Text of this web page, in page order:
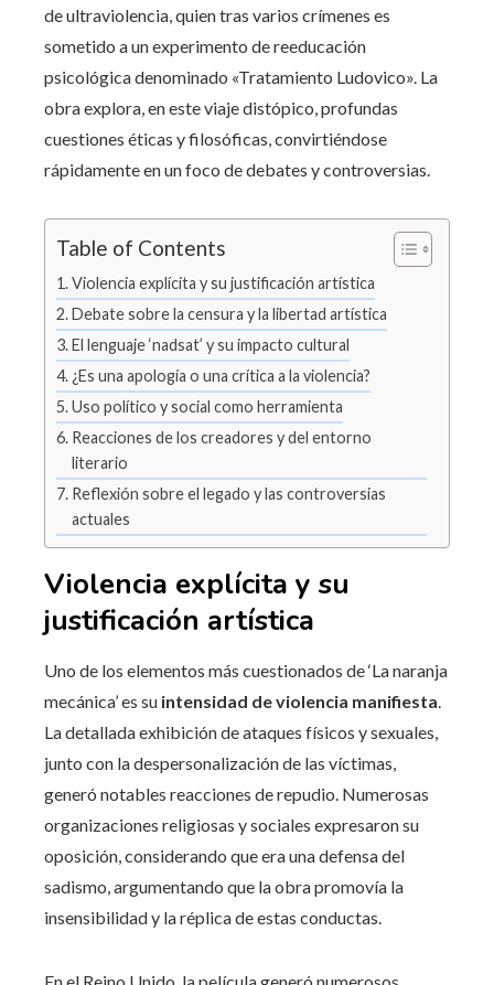
de ultraviolencia, quien tras varios crímenes es
sometido a un experimento de reeducación
psicológica denominado «Tratamiento Ludovico». La
obra explora, en este viaje distópico, profundas
cuestiones éticas y filosóficas, convirtiéndose
rápidamente en un foco de debates y controversias.
Table of Contents
Violencia explícita y su justificación artística
Debate sobre la censura y la libertad artística
El lenguaje ‘nadsat’ y su impacto cultural
¿Es una apología o una crítica a la violencia?
Uso político y social como herramienta
Reacciones de los creadores y del entorno
literario
Reflexión sobre el legado y las controversias
actuales
Violencia explícita y su
justificación artística
Uno de los elementos más cuestionados de ‘La naranja
mecánica’ es su intensidad de violencia manifiesta.
La detallada exhibición de ataques físicos y sexuales,
junto con la despersonalización de las víctimas,
generó notables reacciones de repudio. Numerosas
organizaciones religiosas y sociales expresaron su
oposición, considerando que era una defensa del
sadismo, argumentando que la obra promovía la
insensibilidad y la réplica de estas conductas.